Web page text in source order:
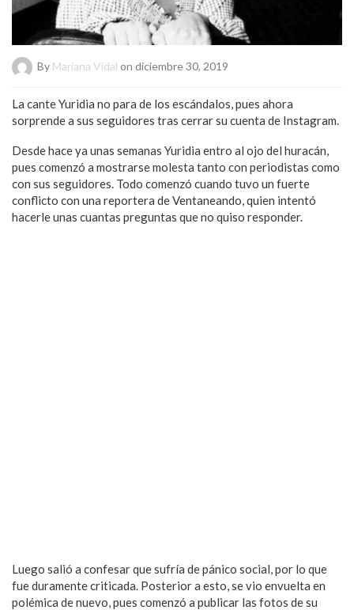
By Mariana Vidal on diciembre 30, 2019
La cante Yuridia no para de los escándalos, pues ahora
sorprende a sus seguidores tras cerrar su cuenta de Instagram.
Desde hace ya unas semanas Yuridia entro al ojo del huracán,
pues comenzó a mostrarse molesta tanto con periodistas como
con sus seguidores. Todo comenzó cuando tuvo un fuerte
conflicto con una reportera de Ventaneando, quien intentó
hacerle unas cuantas preguntas que no quiso responder.
Luego salió a confesar que sufría de pánico social, por lo que
fue duramente criticada. Posterior a esto, se vio envuelta en
polémica de nuevo, pues comenzó a publicar las fotos de su